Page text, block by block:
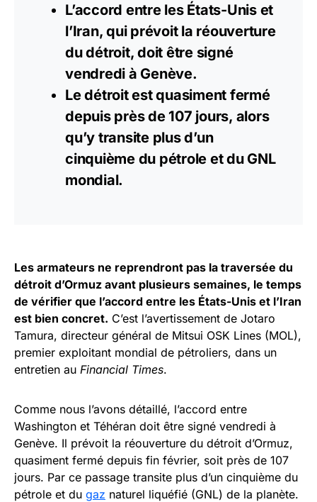
L’accord entre les États-Unis et
l’Iran, qui prévoit la réouverture
du détroit, doit être signé
vendredi à Genève.
Le détroit est quasiment fermé
depuis près de 107 jours, alors
qu’y transite plus d’un
cinquième du pétrole et du GNL
mondial.
Les armateurs ne reprendront pas la traversée du
détroit d’Ormuz avant plusieurs semaines, le temps
de vérifier que l’accord entre les États-Unis et l’Iran
est bien concret. C’est l’avertissement de Jotaro
Tamura, directeur général de Mitsui OSK Lines (MOL),
premier exploitant mondial de pétroliers, dans un
entretien au Financial Times.
Comme nous l’avons détaillé, l’accord entre
Washington et Téhéran doit être signé vendredi à
Genève. Il prévoit la réouverture du détroit d’Ormuz,
quasiment fermé depuis fin février, soit près de 107
jours. Par ce passage transite plus d’un cinquième du
pétrole et du gaz naturel liquéfié (GNL) de la planète.